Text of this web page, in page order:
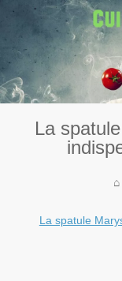
La
La spatule